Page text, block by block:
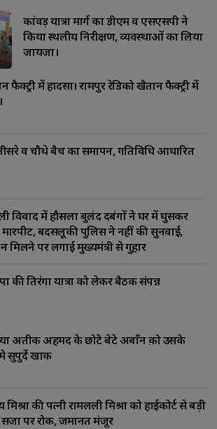
कांवड़ यात्रा मार्ग का डीएम व एसएसपी ने
किया स्थलीय निरीक्षण, व्यवस्थाओं का लिया
जायजा।
फैक्ट्री में हादसा। रामपुर रेडिको खैतान फैक्ट्री में
व चौथे बैच का समापन, गतिविधि आधारित
विवाद में हौसला बुलंद दबंगों ने घर में घुसकर
बदसलूकी पुलिस ने नहीं की सुनवाई,
मिलने पर लगाई मुख्यमंत्री से गुहार
की तिरंगा यात्रा को लेकर बैठक संपन्न
अतीक अहमद के छोटे बेटे अबाँन क़ो उसके
सुपुर्दे खाक
की पत्नी रामलली मिश्रा को हाईकोर्ट से बड़ी
सजा पर रोक, जमानत मंजूर